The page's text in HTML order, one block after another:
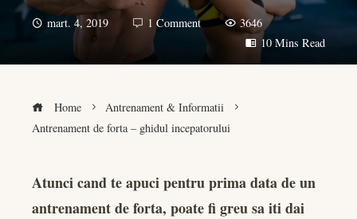
mart. 4, 2019 1 Comment
3646
10 Mins Read
Home
Antrenament & Informatii
Antrenament de forta – ghidul incepatorului
Atunci cand te apuci pentru prima data de un
antrenament de forta, poate fi greu sa iti dai